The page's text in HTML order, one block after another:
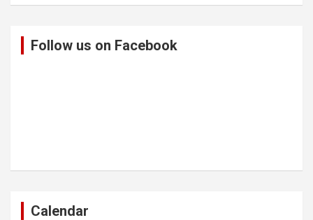
Follow us on Facebook
Calendar